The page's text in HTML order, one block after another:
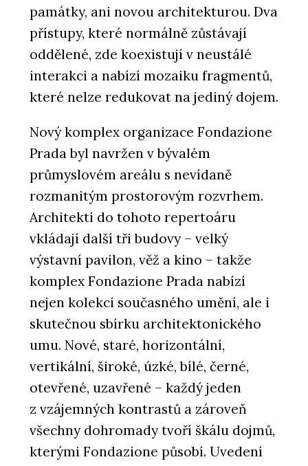
památky, ani novou architekturou. Dva
přístupy, které normálně zůstávají
oddělené, zde koexistují v neustálé
interakci a nabízí mozaiku fragmentů,
které nelze redukovat na jediný dojem.
Nový komplex organizace Fondazione
Prada byl navržen v bývalém
průmyslovém areálu s nevídaně
rozmanitým prostorovým rozvrhem.
Architekti do tohoto repertoáru
vkládají další tři budovy – velký
výstavní pavilon, věž a kino – takže
komplex Fondazione Prada nabízí
nejen kolekci současného umění, ale i
skutečnou sbírku architektonického
umu. Nové, staré, horizontální,
vertikální, široké, úzké, bílé, černé,
otevřené, uzavřené – každý jeden
z vzájemných kontrastů a zároveň
všechny dohromady tvoří škálu dojmů,
kterými Fondazione působí. Uvedení